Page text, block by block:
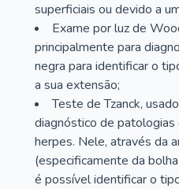
superficiais ou devido a
Exame por luz de
principalmente para
negra para identificar o
a sua extensão;
Teste de Tzanck,
diagnóstico de patologias
herpes. Nele, através da
(especificamente da
é possível identificar o